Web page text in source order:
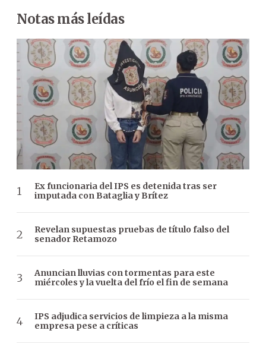
Notas más leídas
Ex funcionaria del IPS es detenida tras ser
imputada con Bataglia y Brítez
Revelan supuestas pruebas de título falso del
senador Retamozo
Anuncian lluvias con tormentas para este
miércoles y la vuelta del frío el fin de semana
IPS adjudica servicios de limpieza a la misma
empresa pese a críticas